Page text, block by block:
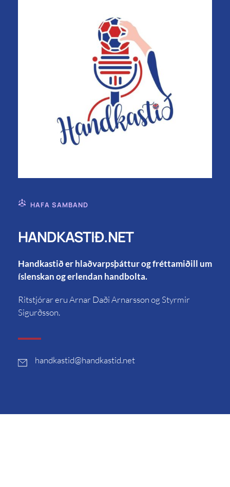
HAFA SAMBAND
HANDKASTIÐ.NET
Handkastið er hlaðvarpsþáttur og fréttamiðill um
íslenskan og erlendan handbolta.
Ritstjórar eru Arnar Daði Arnarsson og Styrmir
Sigurðsson.
handkastid@handkastid.net